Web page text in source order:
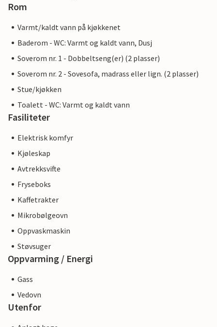
Rom
Varmt/kaldt vann på kjøkkenet
Baderom - WC: Varmt og kaldt vann, Dusj
Soverom nr. 1 - Dobbeltseng(er) (2 plasser)
Soverom nr. 2 - Sovesofa, madrass eller lign. (2 plasser)
Stue/kjøkken
Toalett - WC: Varmt og kaldt vann
Fasiliteter
Elektrisk komfyr
Kjøleskap
Avtrekksvifte
Fryseboks
Kaffetrakter
Mikrobølgeovn
Oppvaskmaskin
Støvsuger
Oppvarming / Energi
Gass
Vedovn
Utenfor